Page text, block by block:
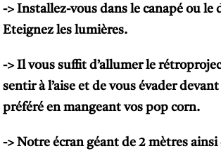
-> Installez-vous dans le canapé ou le
Eteignez les lumières.
-> Il vous suffit d’allumer le
sentir à l’aise et de vous évader
préféré en mangeant vos pop corn.
-> Notre écran géant de 2 mètres ainsi